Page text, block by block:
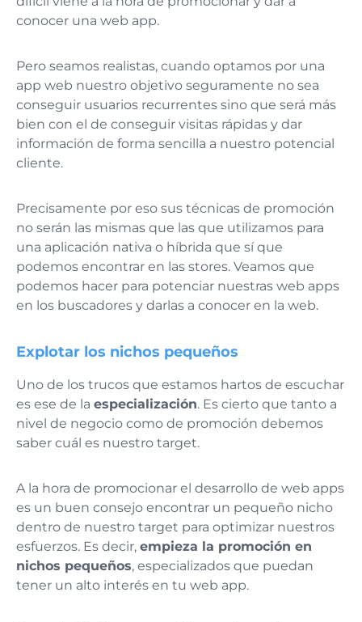
conocer una web app.
Pero seamos realistas, cuando optamos por una
app web nuestro objetivo seguramente no sea
conseguir usuarios recurrentes sino que será más
bien con el de conseguir visitas rápidas y dar
información de forma sencilla a nuestro potencial
cliente.
Precisamente por eso sus técnicas de promoción
no serán las mismas que las que utilizamos para
una aplicación nativa o híbrida que sí que
podemos encontrar en las stores. Veamos que
podemos hacer para potenciar nuestras web apps
en los buscadores y darlas a conocer en la web.
Explotar los nichos pequeños
Uno de los trucos que estamos hartos de escuchar
es ese de la especialización. Es cierto que tanto a
nivel de negocio como de promoción debemos
saber cuál es nuestro target.
A la hora de promocionar el desarrollo de web apps
es un buen consejo encontrar un pequeño nicho
dentro de nuestro target para optimizar nuestros
esfuerzos. Es decir, empieza la promoción en
nichos pequeños, especializados que puedan
tener un alto interés en tu web app.